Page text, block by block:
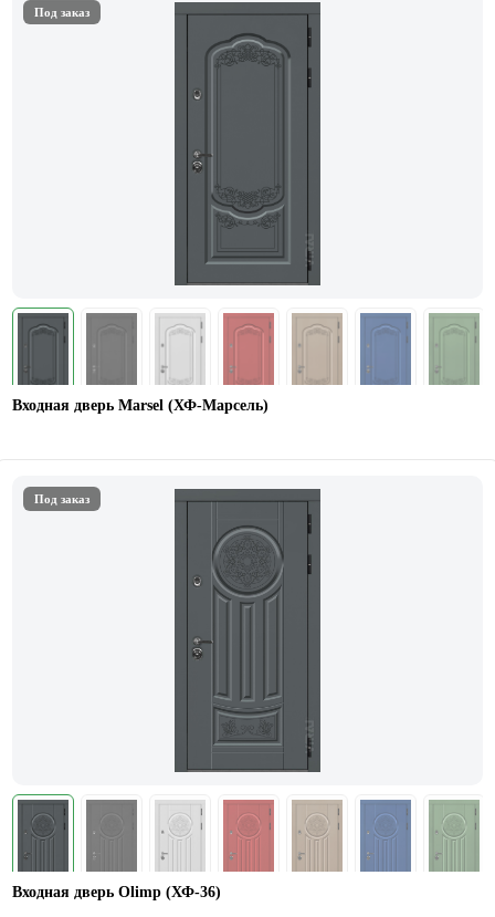
Под заказ
Входная дверь Marsel (ХФ-Марсель)
Под заказ
Входная дверь Olimp (ХФ-36)